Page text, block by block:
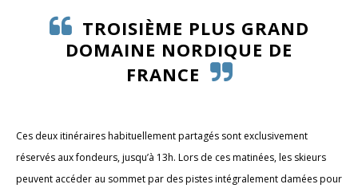
TROISIÈME PLUS GRAND
DOMAINE NORDIQUE DE
FRANCE
Ces deux itinéraires habituellement partagés sont exclusivement
réservés aux fondeurs, jusqu’à 13h. Lors de ces matinées, les skieurs
peuvent accéder au sommet par des pistes intégralement damées pour